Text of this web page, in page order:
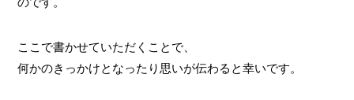
ここで書かせていただくことで、
何かのきっかけとなったり思いが伝わると幸いです。